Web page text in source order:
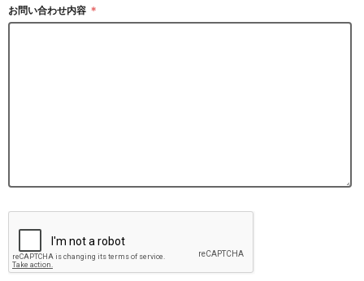
お問い合わせ内容 ＊